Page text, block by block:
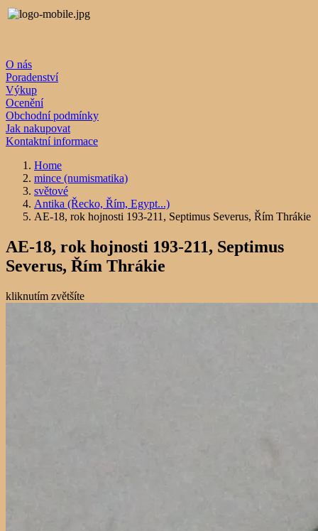
O nás
Poradenství
Výkup
Ocenění
Obchodní podmínky
Jak nakupovat
Kontaktní informace
Home
mince (numismatika)
světové
Antika (Řecko, Řím, Egypt...)
AE-18, rok hojnosti 193-211, Septimus Severus, Řím Thrákie
AE-18, rok hojnosti 193-211, Septimus
Severus, Řím Thrákie
kliknutím zvětšíte